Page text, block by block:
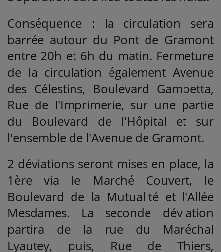
Conséquence : la circulation sera
barrée autour du Pont de Gramont
entre 20h et 6h du matin. Fermeture
de la circulation également Avenue
des Célestins, Boulevard Gambetta,
Rue de l'Imprimerie, sur une partie
du Boulevard de l'Hôpital et sur
l'ensemble de l'Avenue de Gramont.
2 déviations seront mises en place, la
1ère via le Marché Couvert, le
Boulevard de la Mutualité et l'Allée
Mesdames. La seconde déviation
partira de la rue du Maréchal
Lyautey, puis, Rue de Thiers,